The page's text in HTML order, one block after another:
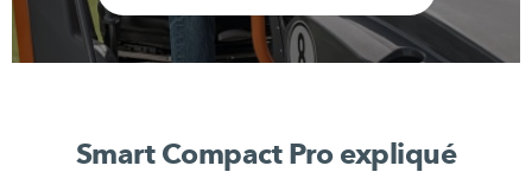
Smart Compact Pro expliqué